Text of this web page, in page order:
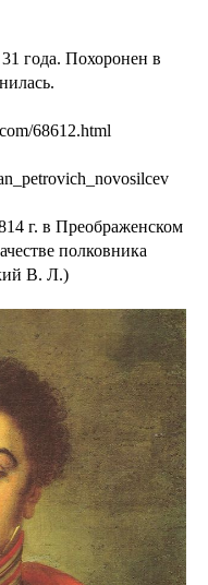
31 года. Похоронен в
68612.html
г. в Преображенском
полковника
В. Л.)